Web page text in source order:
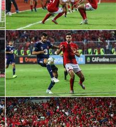
الدوري السعودي للمحترفين
دوري أبطال أوروبا
دوري أبطال إفريقيا
كل البطولات
أقسام
الكرة المصرية